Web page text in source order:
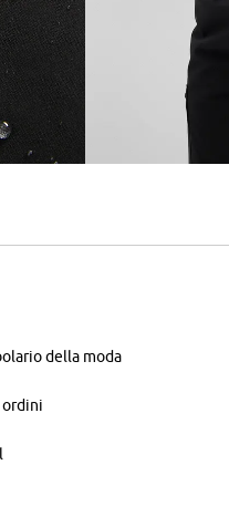
della moda
ordini